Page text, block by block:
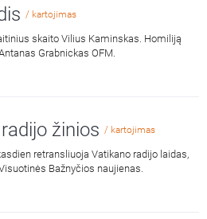
/ kartojimas
skaito Vilius Kaminskas. Homiliją
Grabnickas OFM.
žinios / kartojimas
retransliuoja Vatikano radijo laidas,
Bažnyčios naujienas.